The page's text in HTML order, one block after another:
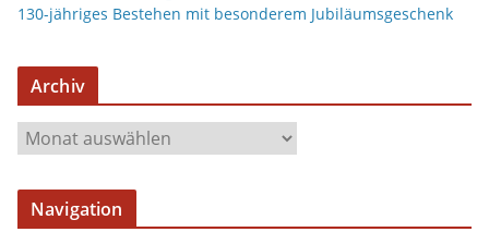
130-jähriges Bestehen mit besonderem Jubiläumsgeschenk
Archiv
r
c
Navigation